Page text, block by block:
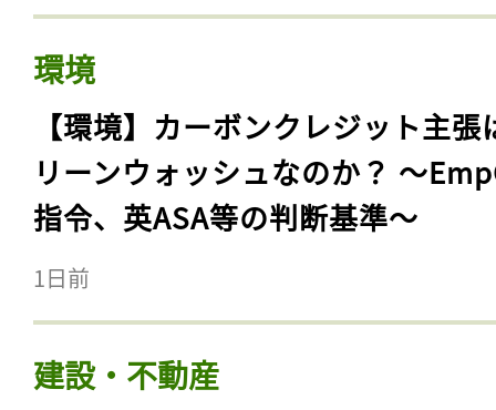
環境
【環境】カーボンクレジット主張
リーンウォッシュなのか？ 〜
指令、英ASA等の判断基準〜
1日前
建設・不動産